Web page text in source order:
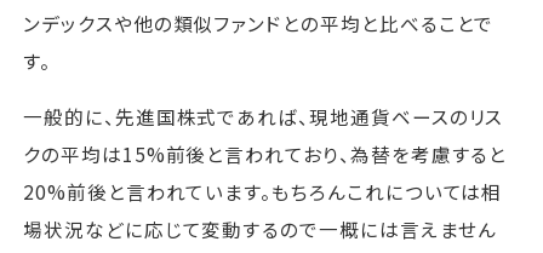
ンデックスや他の類似ファンドとの平均と比べることで
す。
一般的に、先進国株式であれば、現地通貨ベースのリス
クの平均は15%前後と言われており、為替を考慮すると
20%前後と言われています。もちろんこれについては相
場状況などに応じて変動するので一概には言えません